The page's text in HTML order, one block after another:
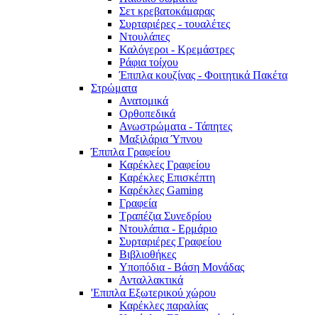
Σετ κρεβατοκάμαρας
Συρταριέρες - τουαλέτες
Ντουλάπες
Καλόγεροι - Κρεμάστρες
Ράφια τοίχου
Έπιπλα κουζίνας - Φοιτητικά Πακέτα
Στρώματα
Ανατομικά
Ορθοπεδικά
Ανωστρώματα - Τάπητες
Μαξιλάρια Ύπνου
Έπιπλα Γραφείου
Καρέκλες Γραφείου
Καρέκλες Επισκέπτη
Καρέκλες Gaming
Γραφεία
Τραπέζια Συνεδρίου
Ντουλάπια - Ερμάριο
Συρταριέρες Γραφείου
Βιβλιοθήκες
Υποπόδια - Βάση Μονάδας
Ανταλλακτικά
'Επιπλα Εξωτερικού χώρου
Καρέκλες παραλίας